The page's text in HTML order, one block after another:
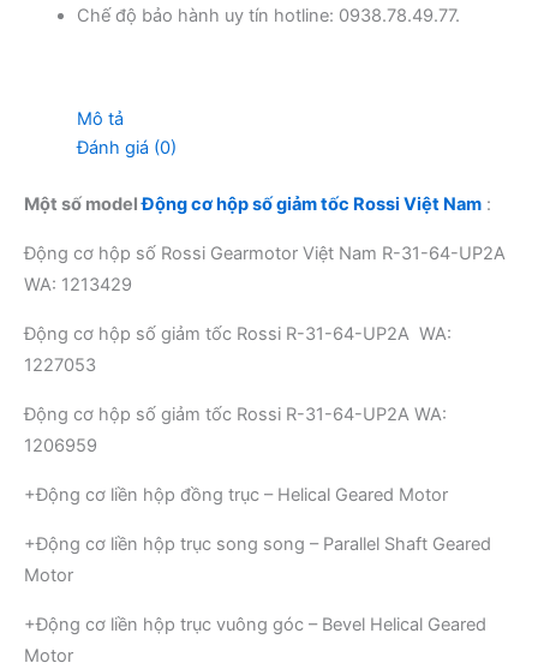
Chế độ bảo hành uy tín hotline: 0938.78.49.77.
Mô tả
Đánh giá (0)
Một số modelĐộng cơ hộp số giảm tốc Rossi Việt Nam :
Động cơ hộp số Rossi Gearmotor Việt Nam R-31-64-UP2A
WA: 1213429
Động cơ hộp số giảm tốc Rossi R-31-64-UP2A WA:
1227053
Động cơ hộp số giảm tốc Rossi R-31-64-UP2A WA:
1206959
+Động cơ liền hộp đồng trục – Helical Geared Motor
+Động cơ liền hộp trục song song – Parallel Shaft Geared
Motor
+Động cơ liền hộp trục vuông góc – Bevel Helical Geared
Motor